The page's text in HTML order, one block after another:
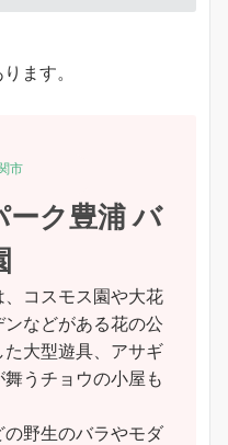
ます。
市
ーク豊浦 バ
コスモス園や大花
などがある花の公
大型遊具、アサギ
うチョウの小屋も
野生のバラやモダ